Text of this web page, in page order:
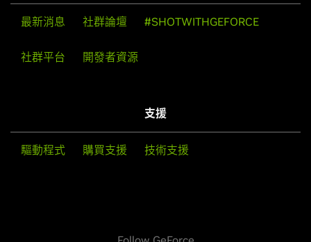
最新消息 社群論壇 #SHOTWITHGEFORCE
社群平台 開發者資源
支援
驅動程式 購買支援 技術支援